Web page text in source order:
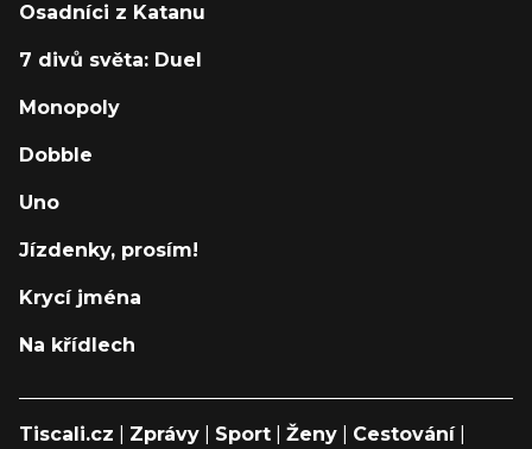
Osadníci z Katanu
7 divů světa: Duel
Monopoly
Dobble
Uno
Jízdenky, prosím!
Krycí jména
Na křídlech
Tiscali.cz Zprávy Sport Ženy Cestování|